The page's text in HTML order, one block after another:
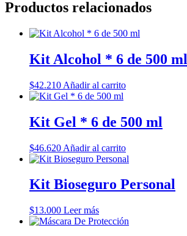
Productos relacionados
Kit Alcohol * 6 de 500 ml
$42.210 Añadir al carrito
Kit Gel * 6 de 500 ml
$46.620 Añadir al carrito
Kit Bioseguro Personal
$13.000 Leer más